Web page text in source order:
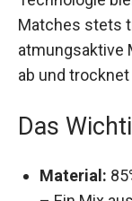
Technologie
Matches stets
atmungsaktive
effizient ab und
Das
Material: